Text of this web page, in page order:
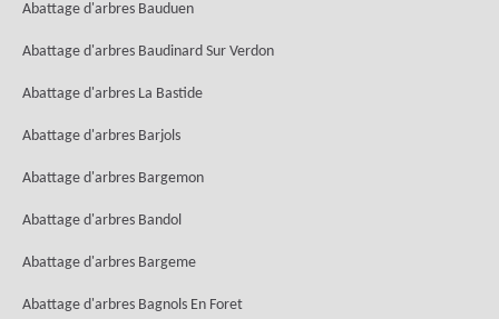
Abattage d'arbres Bauduen
Abattage d'arbres Baudinard Sur Verdon
Abattage d'arbres La Bastide
Abattage d'arbres Barjols
Abattage d'arbres Bargemon
Abattage d'arbres Bandol
Abattage d'arbres Bargeme
Abattage d'arbres Bagnols En Foret